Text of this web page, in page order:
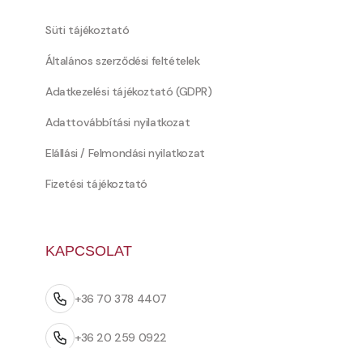
Süti tájékoztató
Általános szerződési feltételek
Adatkezelési tájékoztató (GDPR)
Adattovábbítási nyilatkozat
Elállási / Felmondási nyilatkozat
Fizetési tájékoztató
KAPCSOLAT
+36 70 378 4407
+36 20 259 0922